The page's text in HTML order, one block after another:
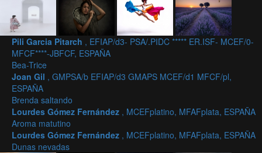
Pili Garcia Pitarch , EFIAP/d3- PSA/.PIDC ***** ER.ISF- MCEF/0-
MFCF****-JBFCF, ESPAÑA
Bea-Trice
Joan Gil , GMPSA/b EFIAP/d3 GMAPS MCEF/d1 MFCF/pl,
ESPAÑA
Brenda saltando
Lourdes Gómez Fernández , MCEFplatino, MFAFplata, ESPAÑA
Aroma matutino
Lourdes Gómez Fernández , MCEFplatino, MFAFplata, ESPAÑA
Dunas nevadas